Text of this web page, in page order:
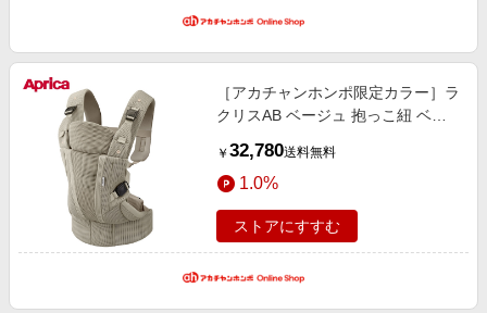
［アカチャンホンポ限定カラー］ラ
クリスAB ベージュ 抱っこ紐 ベビ
紐 抱っこ紐・抱っこ紐グッズ 抱っ
こ紐・スリング
￥ 32,780送料無料
1.0%
ストアにすすむ